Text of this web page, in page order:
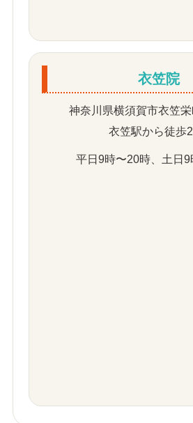
衣笠院
神奈川県横須賀市衣笠
衣笠駅から徒歩
平日9時〜20時、土日